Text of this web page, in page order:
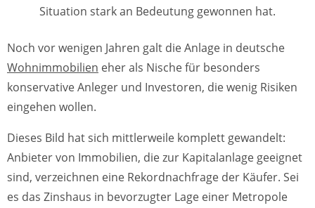
Situation stark an Bedeutung gewonnen hat.
Noch vor wenigen Jahren galt die Anlage in deutsche
Wohnimmobilien eher als Nische für besonders
konservative Anleger und Investoren, die wenig Risiken
eingehen wollen.
Dieses Bild hat sich mittlerweile komplett gewandelt:
Anbieter von Immobilien, die zur Kapitalanlage geeignet
sind, verzeichnen eine Rekordnachfrage der Käufer. Sei
es das Zinshaus in bevorzugter Lage einer Metropole